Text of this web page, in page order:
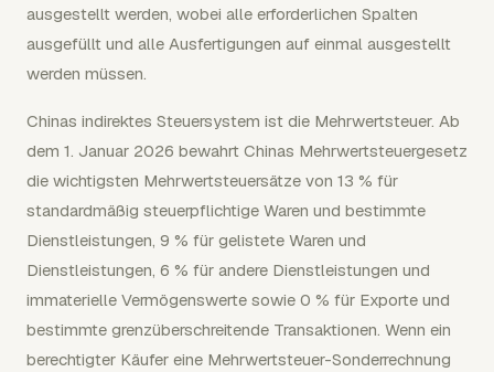
ausgestellt werden, wobei alle erforderlichen Spalten
ausgefüllt und alle Ausfertigungen auf einmal ausgestellt
werden müssen.
Chinas indirektes Steuersystem ist die Mehrwertsteuer. Ab
dem 1. Januar 2026 bewahrt Chinas Mehrwertsteuergesetz
die wichtigsten Mehrwertsteuersätze von 13 % für
standardmäßig steuerpflichtige Waren und bestimmte
Dienstleistungen, 9 % für gelistete Waren und
Dienstleistungen, 6 % für andere Dienstleistungen und
immaterielle Vermögenswerte sowie 0 % für Exporte und
bestimmte grenzüberschreitende Transaktionen. Wenn ein
berechtigter Käufer eine Mehrwertsteuer-Sonderrechnung